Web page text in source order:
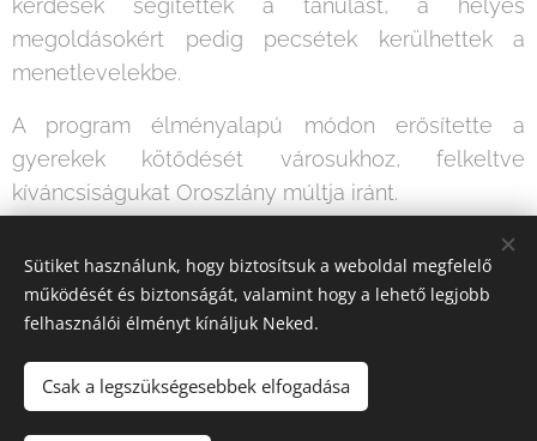
megoldásokért pedig pecsétek kerülhettek a
menetlevelekbe.
A program élményalapú módon erősítette a
gyerekek kötődését városukhoz, felkeltve
kíváncsiságukat Oroszlány múltja iránt.
Köszönjük szépen minden közreműködő
segítségét és a nagyszerű programot!
© 2020. "Szülők és Pedagógusok a Gyermekekért" Alapítvány.
Sütiket használunk, hogy biztosítsuk a weboldal megfelelő
működését és biztonságát, valamint hogy a lehető legjobb
felhasználói élményt kínáljuk Neked.
Csak a legszükségesebbek elfogadása